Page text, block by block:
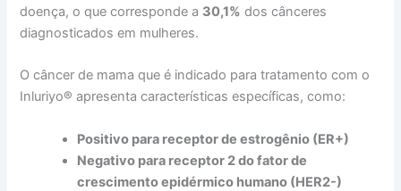
doença, o que corresponde a 30,1% dos cânceres
diagnosticados em mulheres.
O câncer de mama que é indicado para tratamento com o
Inluriyo® apresenta características específicas, como:
Positivo para receptor de estrogênio (ER+)
Negativo para receptor 2 do fator de
crescimento epidérmico humano (HER2-)